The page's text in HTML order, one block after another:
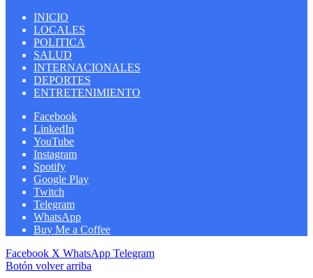
INICIO
LOCALES
POLITICA
SALUD
INTERNACIONALES
DEPORTES
ENTRETENIMIENTO
Facebook
LinkedIn
YouTube
Instagram
Spotify
Google Play
Twitch
Telegram
WhatsApp
Buy Me a Coffee
Facebook X WhatsApp Telegram
Botón volver arriba